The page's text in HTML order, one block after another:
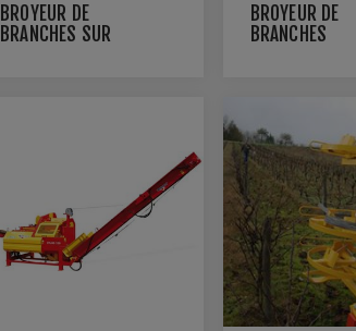
BROYEUR DE
BRANCHES SUR
BROYEUR DE
BRANCHES